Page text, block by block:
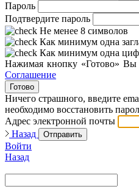
Пароль
Подтвердите пароль
Не менее 8 символов
Как минимум одна
Как минимум одна
Нажимая кнопку «Готово» Вы
Соглашение
Готово
Ничего страшного, введите
необходимо восстановить
Адрес электронной почты
Назад
Отправить
Войти
Назад